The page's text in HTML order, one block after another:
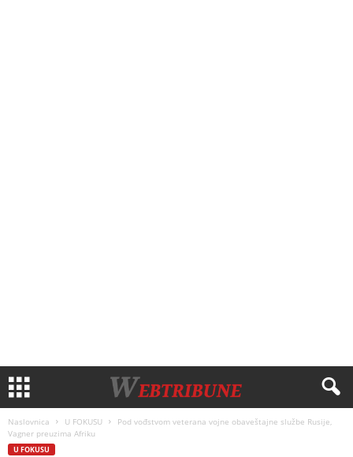
Naslovnica U FOKUSU
Pod vođstvom veterana vojne obaveštajne službe Rusije,
Vagner preuzima Afriku
U FOKUSU